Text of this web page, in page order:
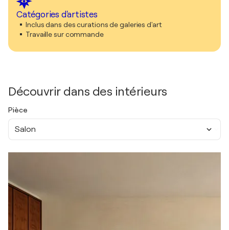
Catégories d'artistes
Inclus dans des curations de galeries d'art
Travaille sur commande
Découvrir dans des intérieurs
Pièce
Salon